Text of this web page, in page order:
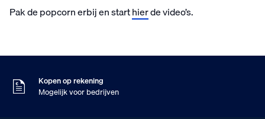
Pak de popcorn erbij en starthierde video’s.
9
Klanten geven ons
Kopen op rekening
Mogelijk voor bedrijven